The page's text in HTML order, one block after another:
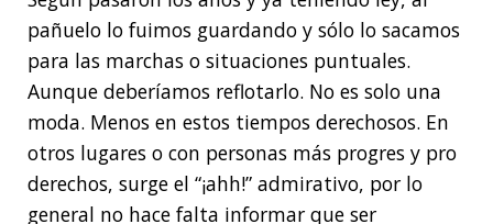
pañuelo lo fuimos guardando y sólo lo sacamos
para las marchas o situaciones puntuales.
Aunque deberíamos reflotarlo. No es solo una
moda. Menos en estos tiempos derechosos. En
otros lugares o con personas más progres y pro
derechos, surge el “¡ahh!” admirativo, por lo
general no hace falta informar que ser